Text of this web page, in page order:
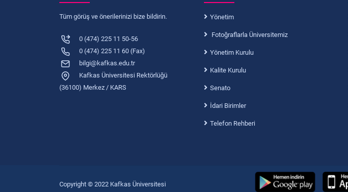
Tüm görüş ve önerilerinizi bize bildirin.
0 (474) 225 11 50-56
0 (474) 225 11 60 (Fax)
bilgi@kafkas.edu.tr
Kafkas Üniversitesi Rektörlüğü
(36100) Merkez / KARS
Yönetim
Fotoğraflarla Üniversitemiz
Yönetim Kurulu
Kalite Kurulu
Senato
İdari Birimler
Telefon Rehberi
Copyright © 2022 Kafkas Üniversitesi